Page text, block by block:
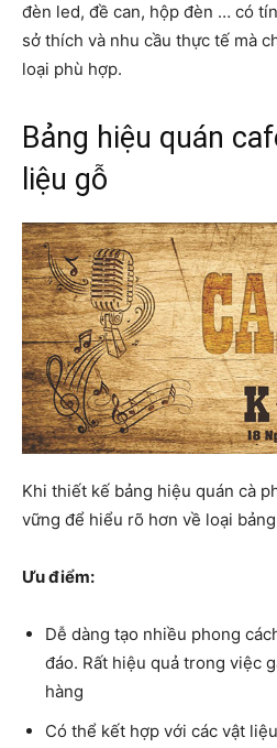
đèn led, đề can, hộp đèn … có
sở thích và nhu cầu thực tế mà
loại phù hợp.
Bảng hiệu quán
liệu gỗ
Khi thiết kế bảng hiệu quán cà
vững để hiểu rõ hơn về loại
Ưu điểm:
Dễ dàng tạo nhiều phong
đáo. Rất hiệu quả trong việc
hàng
Có thể kết hợp với các vật